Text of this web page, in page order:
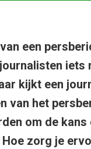
een
iets
kijkt een
van het
om de
zorg je